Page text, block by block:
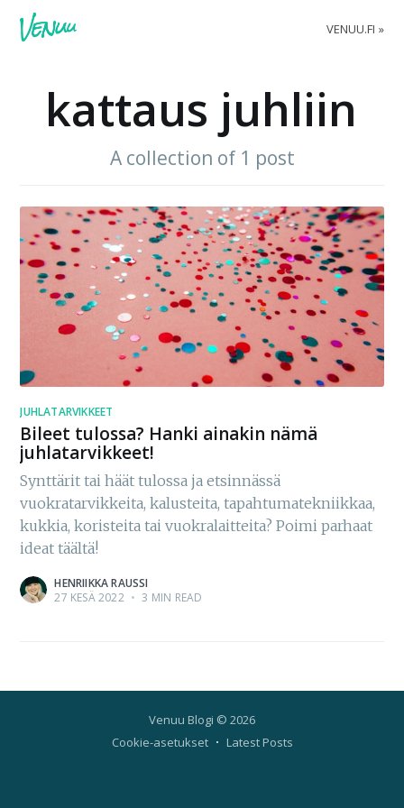
VENUU.FI
kattaus juhliin
A collection of 1 post
JUHLATARVIKKEET
Bileet tulossa? Hanki ainakin nämä
juhlatarvikkeet!
Synttärit tai häät tulossa ja etsinnässä
vuokratarvikkeita, kalusteita, tapahtumatekniikkaa,
kukkia, koristeita tai vuokralaitteita? Poimi parhaat
ideat täältä!
HENRIIKKA RAUSSI
27 KESÄ 2022 • 3 MIN READ
Venuu Blogi © 2026
Cookie-asetukset
Latest Posts